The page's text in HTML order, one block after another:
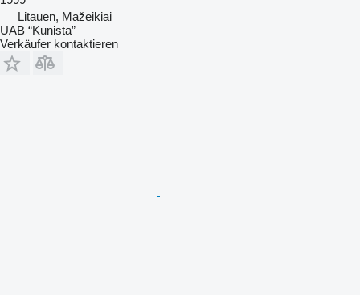
Litauen, Mažeikiai
UAB “Kunista”
Verkäufer kontaktieren